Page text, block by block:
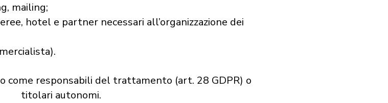
mailing;
hotel e partner necessari all’organizzazione dei
come responsabili del trattamento (art. 28 GDPR) o
titolari autonomi.